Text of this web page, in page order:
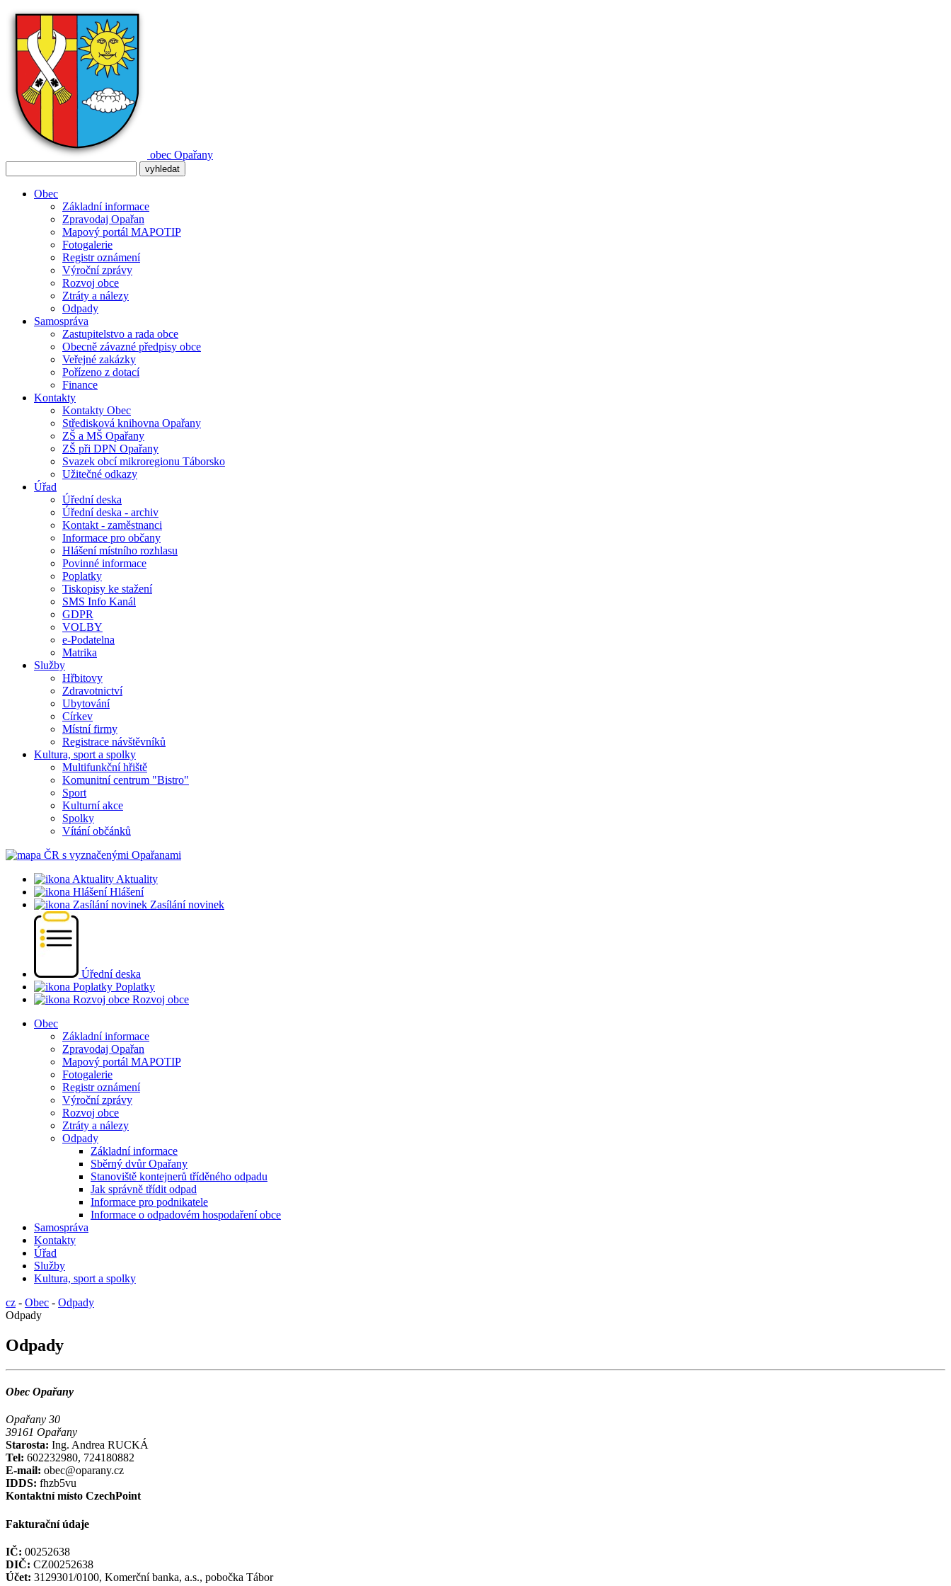
obec Opařany
Obec
Základní informace
Zpravodaj Opařan
Mapový portál MAPOTIP
Fotogalerie
Registr oznámení
Výroční zprávy
Rozvoj obce
Ztráty a nálezy
Odpady
Samospráva
Zastupitelstvo a rada obce
Obecně závazné předpisy obce
Veřejné zakázky
Pořízeno z dotací
Finance
Kontakty
Kontakty Obec
Středisková knihovna Opařany
ZŠ a MŠ Opařany
ZŠ při DPN Opařany
Svazek obcí mikroregionu Táborsko
Užitečné odkazy
Úřad
Úřední deska
Úřední deska - archiv
Kontakt - zaměstnanci
Informace pro občany
Hlášení místního rozhlasu
Povinné informace
Poplatky
Tiskopisy ke stažení
SMS Info Kanál
GDPR
VOLBY
e-Podatelna
Matrika
Služby
Hřbitovy
Zdravotnictví
Ubytování
Církev
Místní firmy
Registrace návštěvníků
Kultura, sport a spolky
Multifunkční hřiště
Komunitní centrum "Bistro"
Sport
Kulturní akce
Spolky
Vítání občánků
Aktuality
Hlášení
Zasílání novinek
Úřední deska
Poplatky
Rozvoj obce
Obec
Základní informace
Zpravodaj Opařan
Mapový portál MAPOTIP
Fotogalerie
Registr oznámení
Výroční zprávy
Rozvoj obce
Ztráty a nálezy
Odpady
Základní informace
Sběrný dvůr Opařany
Stanoviště kontejnerů tříděného odpadu
Jak správně třídit odpad
Informace pro podnikatele
Informace o odpadovém hospodaření obce
Samospráva
Kontakty
Úřad
Služby
Kultura, sport a spolky
cz - Obec - Odpady
Odpady
Odpady
Obec Opařany
Opařany 30
39161 Opařany
Starosta: Ing. Andrea RUCKÁ
Tel: 602232980, 724180882
E-mail: obec@oparany.cz
IDDS: fhzb5vu
Kontaktní místo CzechPoint
Fakturační údaje
IČ: 00252638
DIČ: CZ00252638
Účet: 3129301/0100, Komerční banka, a.s., pobočka Tábor